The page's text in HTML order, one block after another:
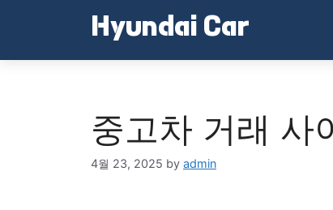
Hyundai Car
중고차 거래 사
4월 23, 2025 by admin